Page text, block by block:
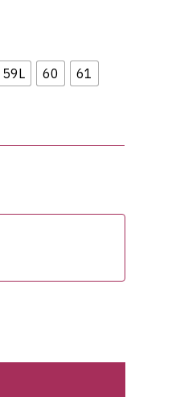
59L 60
61